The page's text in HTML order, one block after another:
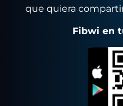
que quiera
Fibwi en